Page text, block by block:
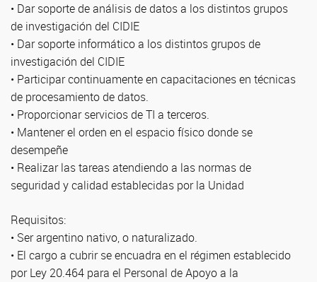
• Dar soporte de análisis de datos a los distintos grupos
de investigación del CIDIE
• Dar soporte informático a los distintos grupos de
investigación del CIDIE
• Participar continuamente en capacitaciones en técnicas
de procesamiento de datos.
• Proporcionar servicios de TI a terceros.
• Mantener el orden en el espacio físico donde se
desempeñe
• Realizar las tareas atendiendo a las normas de
seguridad y calidad establecidas por la Unidad
Requisitos:
• Ser argentino nativo, o naturalizado.
• El cargo a cubrir se encuadra en el régimen establecido
por Ley 20.464 para el Personal de Apoyo a la